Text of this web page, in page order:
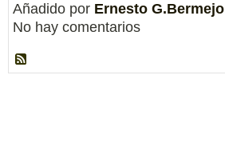
Añadido por Ernesto G.Bermejo
No hay comentarios